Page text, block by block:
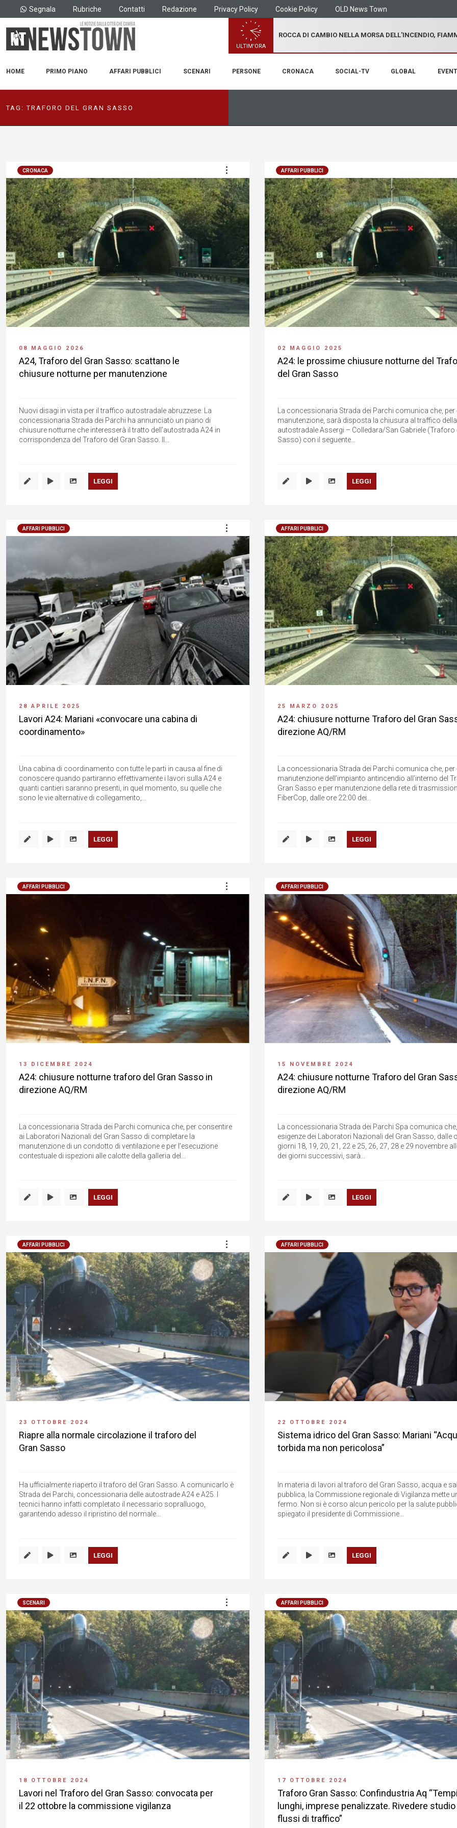
Segnala Rubriche Contatti Redazione Privacy Policy Cookie Policy OLD News Town
ULTIM'ORA
ROCCA DI CAMBIO NELLA MORSA DELL'INCENDIO,
HOME PRIMO PIANO AFFARI PUBBLICI SCENARI PERSONE CRONACA SOCIAL-TV GLOBAL EVENTI
TAG:TRAFORO DEL GRAN SASSO
CRONACA
08 MAGGIO 2026
A24, Traforo del Gran Sasso: scattano le
chiusure notturne per manutenzione
Nuovi disagi in vista per il traffico autostradale abruzzese. La
concessionaria Strada dei Parchi ha annunciato un piano di
chiusure notturne che interesserà il tratto dell'autostrada A24 in
corrispondenza del Traforo del Gran Sasso. Il...
LEGGI
AFFARI PUBBLICI
02 MAGGIO 2025
A24: le prossime chiusure notturne del
del Gran Sasso
La concessionaria Strada dei Parchi comunica che, per
manutenzione, sarà disposta la chiusura al traffico
autostradale Assergi – Colledara/San Gabriele (Traforo
Sasso) con il seguente...
LEGGI
AFFARI PUBBLICI
28 APRILE 2025
Lavori A24: Mariani «convocare una cabina di
coordinamento»
Una cabina di coordinamento con tutte le parti in causa al fine di
conoscere quando partiranno effettivamente i lavori sulla A24 e
quanti cantieri saranno presenti, in quel momento, su quelle che
sono le vie alternative di collegamento,...
LEGGI
AFFARI PUBBLICI
25 MARZO 2025
A24: chiusure notturne Traforo del Gran
direzione AQ/RM
La concessionaria Strada dei Parchi comunica che, per
manutenzione dell’impianto antincendio all’interno del
Gran Sasso e per manutenzione della rete di
FiberCop, dalle ore 22:00 dei...
LEGGI
AFFARI PUBBLICI
13 DICEMBRE 2024
A24: chiusure notturne traforo del Gran Sasso in
direzione AQ/RM
La concessionaria Strada dei Parchi comunica che, per consentire
ai Laboratori Nazionali del Gran Sasso di completare la
manutenzione di un condotto di ventilazione e per l’esecuzione
contestuale di ispezioni alle calotte della galleria del...
LEGGI
AFFARI PUBBLICI
15 NOVEMBRE 2024
A24: chiusure notturne Traforo del Gran
direzione AQ/RM
La concessionaria Strada dei Parchi Spa comunica
esigenze dei Laboratori Nazionali del Gran Sasso, dalle
giorni 18, 19, 20, 21, 22 e 25, 26, 27, 28 e 29 novembre
dei giorni successivi, sarà...
LEGGI
AFFARI PUBBLICI
23 OTTOBRE 2024
Riapre alla normale circolazione il traforo del
Gran Sasso
Ha ufficialmente riaperto il traforo del Gran Sasso. A comunicarlo è
Strada dei Parchi, concessionaria delle autostrade A24 e A25. I
tecnici hanno infatti completato il necessario sopralluogo,
garantendo adesso il ripristino del normale...
LEGGI
AFFARI PUBBLICI
22 OTTOBRE 2024
Sistema idrico del Gran Sasso: Mariani
torbida ma non pericolosa”
In materia di lavori al traforo del Gran Sasso, acqua e
pubblica, la Commissione regionale di Vigilanza mette
fermo. Non si è corso alcun pericolo per la salute
spiegato il presidente di Commissione...
LEGGI
SCENARI
18 OTTOBRE 2024
Lavori nel Traforo del Gran Sasso: convocata per
il 22 ottobre la commissione vigilanza
AFFARI PUBBLICI
17 OTTOBRE 2024
Traforo Gran Sasso: Confindustria Aq “Tempi
lunghi, imprese penalizzate. Rivedere studio
flussi di traffico”